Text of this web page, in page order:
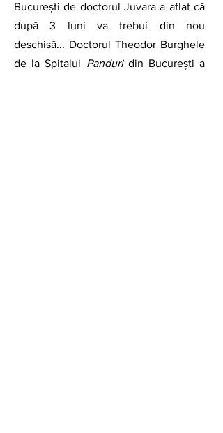
București de doctorul Juvara a aflat că
după 3 luni va trebui din nou
deschisă... Doctorul Theodor Burghele
de la Spitalul Panduri din București a